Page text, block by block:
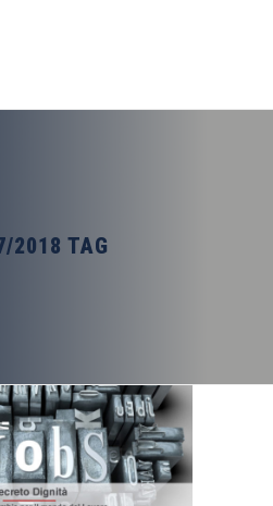
2018 TAG